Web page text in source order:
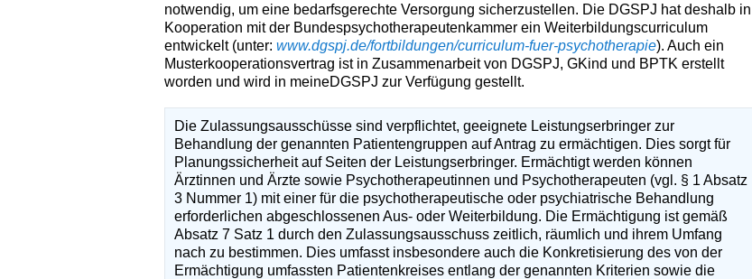
notwendig, um eine bedarfsgerechte Versorgung sicherzustellen. Die DGSPJ hat deshalb in
Kooperation mit der Bundespsychotherapeutenkammer ein Weiterbildungscurriculum
entwickelt (unter: www.dgspj.de/fortbildungen/curriculum-fuer-psychotherapie). Auch ein
Musterkooperationsvertrag ist in Zusammenarbeit von DGSPJ, GKind und BPTK erstellt
worden und wird in meineDGSPJ zur Verfügung gestellt.
Die Zulassungsausschüsse sind verpflichtet, geeignete Leistungserbringer zur
Behandlung der genannten Patientengruppen auf Antrag zu ermächtigen. Dies sorgt für
Planungssicherheit auf Seiten der Leistungserbringer. Ermächtigt werden können
Ärztinnen und Ärzte sowie Psychotherapeutinnen und Psychotherapeuten (vgl. § 1 Absatz
3 Nummer 1) mit einer für die psychotherapeutische oder psychiatrische Behandlung
erforderlichen abgeschlossenen Aus- oder Weiterbildung. Die Ermächtigung ist gemäß
Absatz 7 Satz 1 durch den Zulassungsausschuss zeitlich, räumlich und ihrem Umfang
nach zu bestimmen. Dies umfasst insbesondere auch die Konkretisierung des von der
Ermächtigung umfassten Patientenkreises entlang der genannten Kriterien sowie die